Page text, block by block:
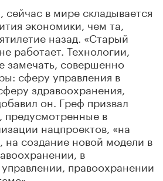
сейчас в мире складывается
экономики, чем та,
назад. «Старый
работает. Технологии,
замечать, совершенно
сферу управления в
здравоохранения,
он. Греф призвал
предусмотренные в
нацпроектов, «на
на создание новой модели в
в
правоохранении